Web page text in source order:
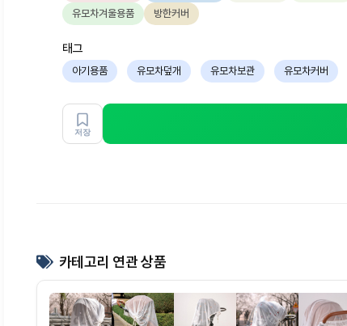
유모차겨울용품
방한커버
태그
아기용품 유모차덮개 유모차보관 유모차커버
저장
카테고리 연관 상품